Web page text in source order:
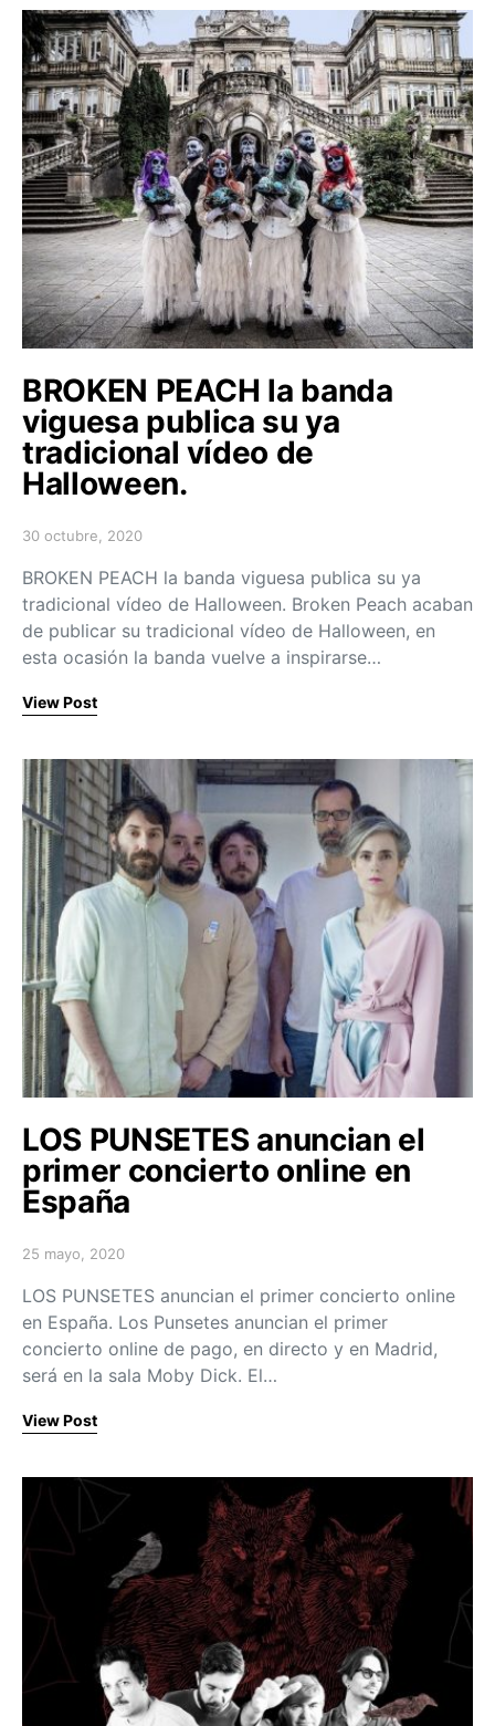
BROKEN PEACH la banda
viguesa publica su ya
tradicional vídeo de
Halloween.
Posted on
30 octubre, 2020
BROKEN PEACH la banda viguesa publica su ya
tradicional vídeo de Halloween. Broken Peach acaban
de publicar su tradicional vídeo de Halloween, en
esta ocasión la banda vuelve a inspirarse…
View Post
LOS PUNSETES anuncian el
primer concierto online en
España
Posted on
25 mayo, 2020
LOS PUNSETES anuncian el primer concierto online
en España. Los Punsetes anuncian el primer
concierto online de pago, en directo y en Madrid,
será en la sala Moby Dick. El…
View Post